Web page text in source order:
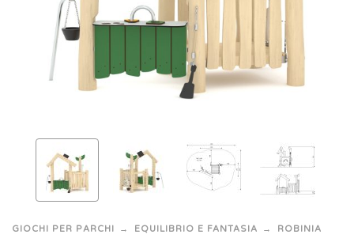
GIOCHI PER PARCHI EQUILIBRIO E FANTASIA ROBINIA